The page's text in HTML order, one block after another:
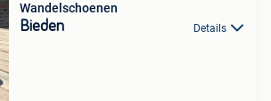
Wandelschoenen
Bieden Details